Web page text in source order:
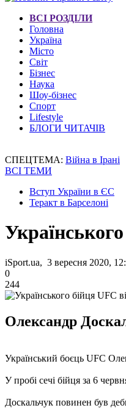
ВСІ РОЗДІЛИ
Головна
Україна
Місто
Світ
Бізнес
Наука
Шоу-бізнес
Спорт
Lifestyle
БЛОГИ ЧИТАЧІВ
СПЕЦТЕМА: Війна в Ірані
ВСІ ТЕМИ
Вступ України в ЄС
Теракт в Барселоні
iSport.ua, 3 вересня 2020,
0
244
Олександр
Український боєць UFC
У пробі сечі бійця за 6
Доскальчук повинен був